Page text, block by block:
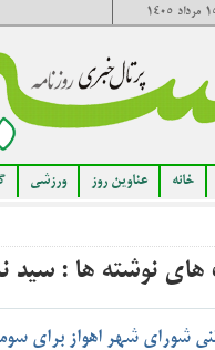
خانه عناوین روز ورزشی
نوشته ها : سید
شورای شهر اهواز برای